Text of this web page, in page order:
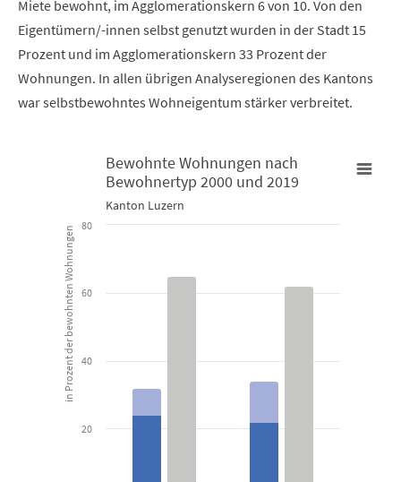
Miete bewohnt, im Agglomerationskern 6 von 10. Von den
Eigentümern/-innen selbst genutzt wurden in der Stadt 15
Prozent und im Agglomerationskern 33 Prozent der
Wohnungen. In allen übrigen Analyseregionen des Kantons
war selbstbewohntes Wohneigentum stärker verbreitet.
Bewohnte Wohnungen nach Bewohnertyp 2000 und 2019
Bar chart with 4 data series.
Kanton Luzern
View as data table, Bewohnte Wohnungen nach
The chart has 1 X axis displaying categories.
The chart has 1 Y axis displaying in Prozent der bewohnten
in Prozent der bewohnten Wohnungen
Bewohnte Wohnungen nach
Bewohnertyp 2000 und 2019
Kanton Luzern
20
40
60
80